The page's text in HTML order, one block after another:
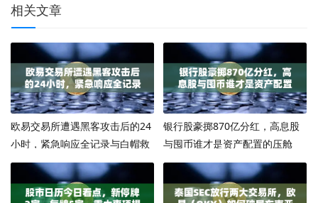
相关文章
欧易交易所遭遇黑客攻击后的24
小时，紧急响应全记录与白帽救
援行动
银行股豪掷870亿分红，高息股
与囤币谁才是资产配置的压舱
石？